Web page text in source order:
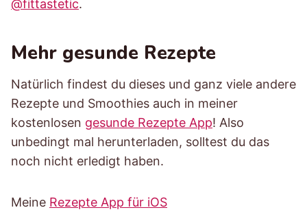
@fittastetic.
Mehr gesunde Rezepte
Natürlich findest du dieses und ganz viele andere
Rezepte und Smoothies auch in meiner
kostenlosen gesunde Rezepte App! Also
unbedingt mal herunterladen, solltest du das
noch nicht erledigt haben.
Meine Rezepte App für iOS